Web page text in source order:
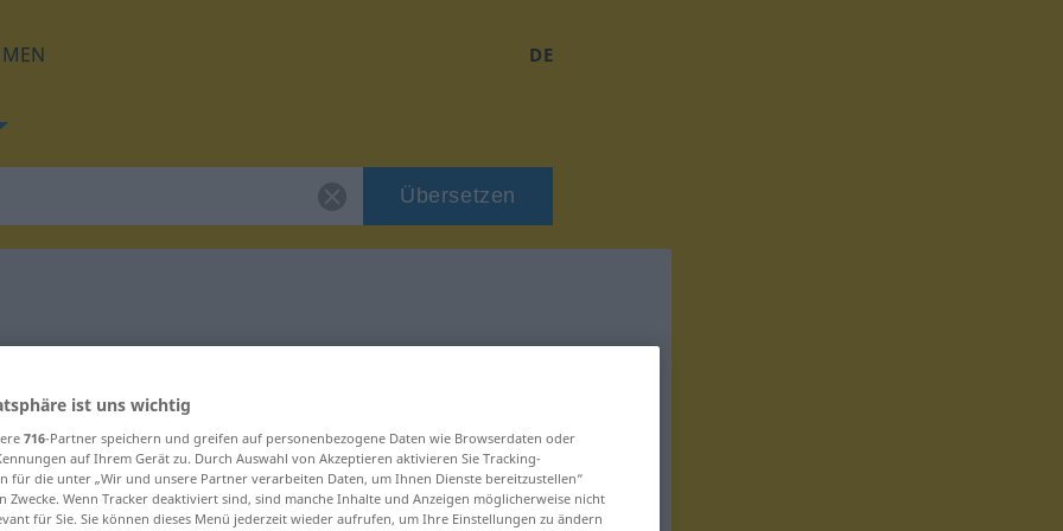
DE
Übersetzen
für "veraltet"
ist uns wichtig
716-Partner speichern und greifen auf personenbezogene Daten wie Browserdaten oder
auf Ihrem Gerät zu. Durch Auswahl von Akzeptieren aktivieren Sie Tracking-
für die unter „Wir und unsere Partner verarbeiten Daten, um Ihnen Dienste bereitzustellen“
Zwecke. Wenn Tracker deaktiviert sind, sind manche Inhalte und Anzeigen möglicherweise nicht
für Sie. Sie können dieses Menü jederzeit wieder aufrufen, um Ihre Einstellungen zu ändern